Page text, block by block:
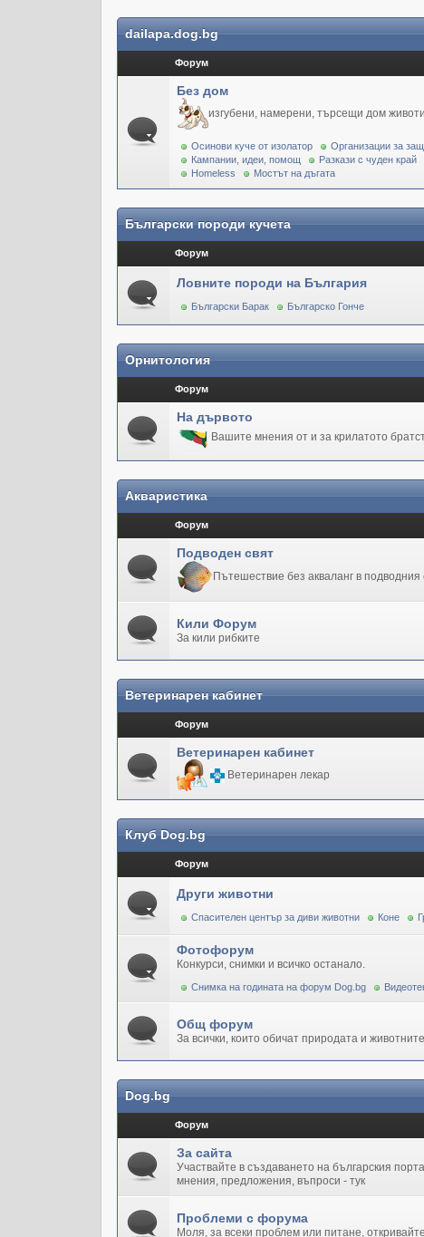
dailapa.dog.bg
Форум
Без дом
изгубени, намерени, търсещи дом
Осинови куче от изолатор
Организации за
Кампании, идеи, помощ
Разкази с чуден край
Homeless
Мостът на дъгата
Български породи кучета
Форум
Ловните породи на България
Български Барак Българско Гонче
Орнитология
Форум
На дървото
Вашите мнения от и за крилатото
Акваристика
Форум
Подводен свят
Пътешествие без акваланг в подводния
Кили Форум
За кили рибките
Ветеринарен кабинет
Форум
Ветеринарен кабинет
Ветеринарен лекар
Клуб Dog.bg
Форум
Други животни
Спасителен център за диви животни Коне
Фотофорум
Конкурси, снимки и всичко останало.
Снимка на годината на форум Dog.bg
Общ форум
За всички, които обичат природата и животните.
Dog.bg
Форум
За сайта
Участвайте в създаването на българския
мнения, предложения, въпроси - тук
Проблеми с форума
Моля, за всеки проблем или питане,